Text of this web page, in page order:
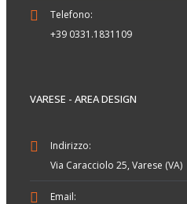
Telefono:
+39 0331.1831109
VARESE - AREA DESIGN
Indirizzo:
Via Caracciolo 25, Varese (VA)
Email: